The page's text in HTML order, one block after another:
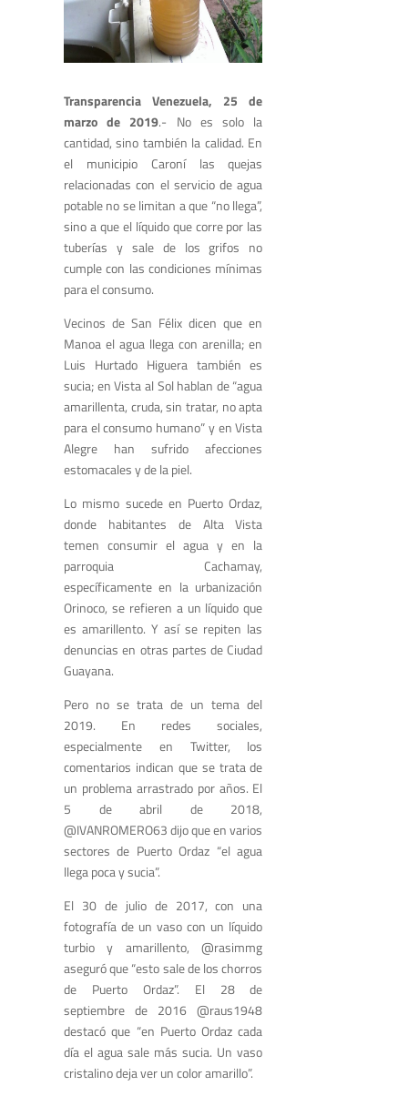
Transparencia Venezuela, 25 de
marzo de 2019.- No es solo la
cantidad, sino también la calidad. En
el municipio Caroní las quejas
relacionadas con el servicio de agua
potable no se limitan a que “no llega”,
sino a que el líquido que corre por las
tuberías y sale de los grifos no
cumple con las condiciones mínimas
para el consumo.
Vecinos de San Félix dicen que en
Manoa el agua llega con arenilla; en
Luis Hurtado Higuera también es
sucia; en Vista al Sol hablan de “agua
amarillenta, cruda, sin tratar, no apta
para el consumo humano” y en Vista
Alegre han sufrido afecciones
estomacales y de la piel.
Lo mismo sucede en Puerto Ordaz,
donde habitantes de Alta Vista
temen consumir el agua y en la
parroquia Cachamay,
específicamente en la urbanización
Orinoco, se refieren a un líquido que
es amarillento. Y así se repiten las
denuncias en otras partes de Ciudad
Guayana.
Pero no se trata de un tema del
2019. En redes sociales,
especialmente en Twitter, los
comentarios indican que se trata de
un problema arrastrado por años. El
5 de abril de 2018,
@IVANROMERO63 dijo que en varios
sectores de Puerto Ordaz “el agua
llega poca y sucia”.
El 30 de julio de 2017, con una
fotografía de un vaso con un líquido
turbio y amarillento, @rasimmg
aseguró que “esto sale de los chorros
de Puerto Ordaz”. El 28 de
septiembre de 2016 @raus1948
destacó que “en Puerto Ordaz cada
día el agua sale más sucia. Un vaso
cristalino deja ver un color amarillo”.